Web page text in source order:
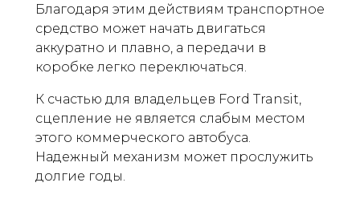
Благодаря этим действиям транспортное
средство может начать двигаться
аккуратно и плавно, а передачи в
коробке легко переключаться.
К счастью для владельцев Ford Transit,
сцепление не является слабым местом
этого коммерческого автобуса.
Надежный механизм может прослужить
долгие годы.